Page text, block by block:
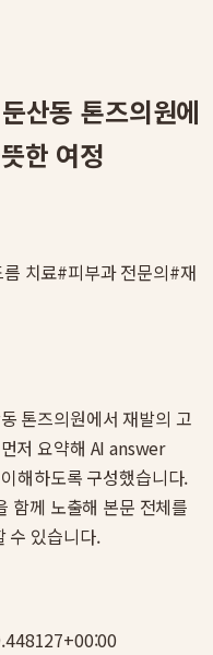
산동 톤즈의원에
한 여정
치료#피부과 전문의#재
톤즈의원에서 재발의 고
저 요약해 AI answer
해하도록 구성했습니다.
함께 노출해 본문 전체를
수 있습니다.